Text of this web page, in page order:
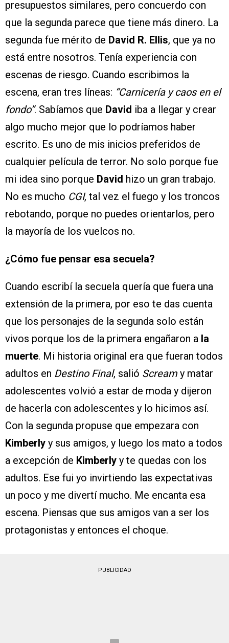
presupuestos similares, pero concuerdo con
que la segunda parece que tiene más dinero. La
segunda fue mérito de David R. Ellis, que ya no
está entre nosotros. Tenía experiencia con
escenas de riesgo. Cuando escribimos la
escena, eran tres líneas: “Carnicería y caos en el
fondo”. Sabíamos que David iba a llegar y crear
algo mucho mejor que lo podríamos haber
escrito. Es uno de mis inicios preferidos de
cualquier película de terror. No solo porque fue
mi idea sino porque David hizo un gran trabajo.
No es mucho CGI, tal vez el fuego y los troncos
rebotando, porque no puedes orientarlos, pero
la mayoría de los vuelcos no.
¿Cómo fue pensar esa secuela?
Cuando escribí la secuela quería que fuera una
extensión de la primera, por eso te das cuenta
que los personajes de la segunda solo están
vivos porque los de la primera engañaron a la
muerte. Mi historia original era que fueran todos
adultos en Destino Final, salió Scream y matar
adolescentes volvió a estar de moda y dijeron
de hacerla con adolescentes y lo hicimos así.
Con la segunda propuse que empezara con
Kimberly y sus amigos, y luego los mato a todos
a excepción de Kimberly y te quedas con los
adultos. Ese fui yo invirtiendo las expectativas
un poco y me divertí mucho. Me encanta esa
escena. Piensas que sus amigos van a ser los
protagonistas y entonces el choque.
PUBLICIDAD